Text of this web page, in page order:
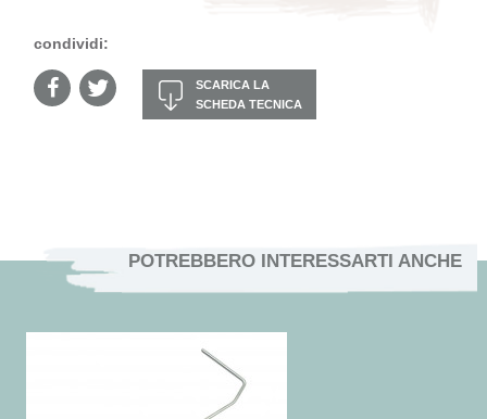
condividi:
SCARICA LA
SCHEDA TECNICA
POTREBBERO INTERESSARTI ANCHE